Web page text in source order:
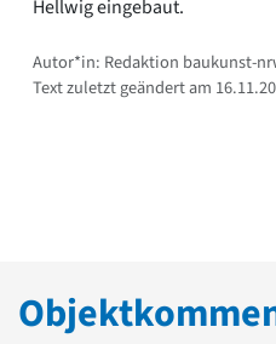
Hellwig eingebaut.
Autor*in: Redaktion baukunst-
Text zuletzt geändert am